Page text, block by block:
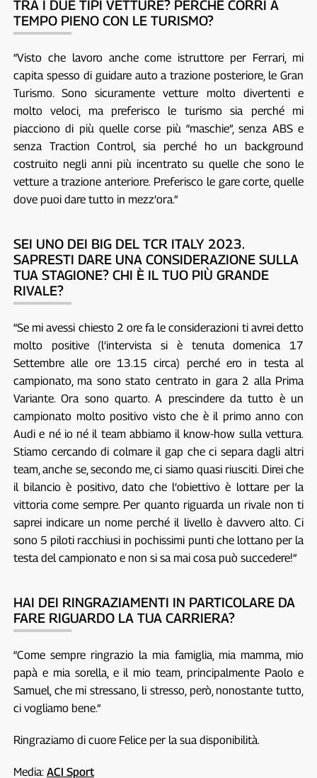
TRA I DUE TIPI VETTURE? PERCHÉ CORRI A
TEMPO PIENO CON LE TURISMO?
“Visto che lavoro anche come istruttore per Ferrari, mi
capita spesso di guidare auto a trazione posteriore, le Gran
Turismo. Sono sicuramente vetture molto divertenti e
molto veloci, ma preferisco le turismo sia perché mi
piacciono di più quelle corse più “maschie”, senza ABS e
senza Traction Control, sia perché ho un background
costruito negli anni più incentrato su quelle che sono le
vetture a trazione anteriore. Preferisco le gare corte, quelle
dove puoi dare tutto in mezz’ora.”
SEI UNO DEI BIG DEL TCR ITALY 2023.
SAPRESTI DARE UNA CONSIDERAZIONE SULLA
TUA STAGIONE? CHI È IL TUO PIÙ GRANDE
RIVALE?
“Se mi avessi chiesto 2 ore fa le considerazioni ti avrei detto
molto positive (l’intervista si è tenuta domenica 17
Settembre alle ore 13.15 circa) perché ero in testa al
campionato, ma sono stato centrato in gara 2 alla Prima
Variante. Ora sono quarto. A prescindere da tutto è un
campionato molto positivo visto che è il primo anno con
Audi e né io né il team abbiamo il know-how sulla vettura.
Stiamo cercando di colmare il gap che ci separa dagli altri
team, anche se, secondo me, ci siamo quasi riusciti. Direi che
il bilancio è positivo, dato che l’obiettivo è lottare per la
vittoria come sempre. Per quanto riguarda un rivale non ti
saprei indicare un nome perché il livello è davvero alto. Ci
sono 5 piloti racchiusi in pochissimi punti che lottano per la
testa del campionato e non si sa mai cosa può succedere!”
HAI DEI RINGRAZIAMENTI IN PARTICOLARE DA
FARE RIGUARDO LA TUA CARRIERA?
“Come sempre ringrazio la mia famiglia, mia mamma, mio
papà e mia sorella, e il mio team, principalmente Paolo e
Samuel, che mi stressano, li stresso, però, nonostante tutto,
ci vogliamo bene.”
Ringraziamo di cuore Felice per la sua disponibilità.
Media: ACI Sport